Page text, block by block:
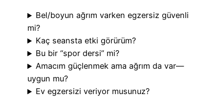
Bel/boyun ağrım varken egzersiz güvenli
mi?
Kaç seansta etki görürüm?
Bu bir “spor dersi” mi?
Amacım güçlenmek ama ağrım da var—
uygun mu?
Ev egzersizi veriyor musunuz?